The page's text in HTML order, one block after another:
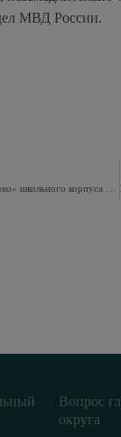
МВД России.
Вопрос
округа